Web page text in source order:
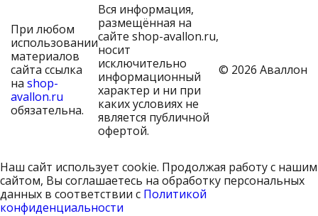
При любом
использовании
материалов
сайта ссылка
на shop-
avallon.ru
обязательна.
Вся информация,
размещённая на
сайте shop-avallon.ru,
носит
исключительно
информационный
характер и ни при
каких условиях не
является публичной
офертой.
© 2026 Аваллон
Наш сайт использует cookie. Продолжая работу с нашим
сайтом, Вы соглашаетесь на обработку персональных
данных в соответствии с Политикой
конфиденциальности